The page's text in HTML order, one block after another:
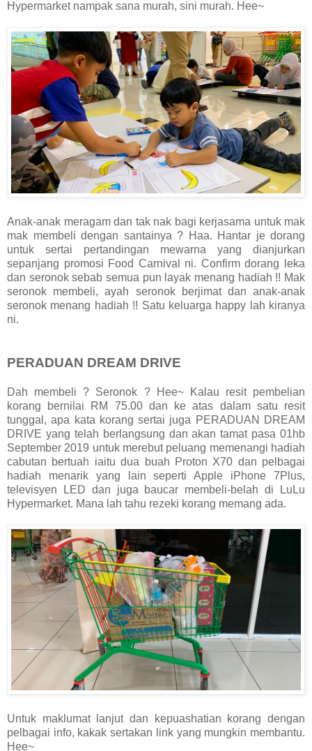
Hypermarket nampak sana murah, sini murah. Hee~
Anak-anak meragam dan tak nak bagi kerjasama untuk mak
mak membeli dengan santainya ? Haa. Hantar je dorang
untuk sertai pertandingan mewarna yang dianjurkan
sepanjang promosi Food Carnival ni. Confirm dorang leka
dan seronok sebab semua pun layak menang hadiah !! Mak
seronok membeli, ayah seronok berjimat dan anak-anak
seronok menang hadiah !! Satu keluarga happy lah kiranya
ni.
PERADUAN DREAM DRIVE
Dah membeli ? Seronok ? Hee~ Kalau resit pembelian
korang bernilai RM 75.00 dan ke atas dalam satu resit
tunggal, apa kata korang sertai juga PERADUAN DREAM
DRIVE yang telah berlangsung dan akan tamat pasa 01hb
September 2019 untuk merebut peluang memenangi hadiah
cabutan bertuah iaitu dua buah Proton X70 dan pelbagai
hadiah menarik yang lain seperti Apple iPhone 7Plus,
televisyen LED dan juga baucar membeli-belah di LuLu
Hypermarket. Mana lah tahu rezeki korang memang ada.
Untuk maklumat lanjut dan kepuashatian korang dengan
pelbagai info, kakak sertakan link yang mungkin membantu.
Hee~